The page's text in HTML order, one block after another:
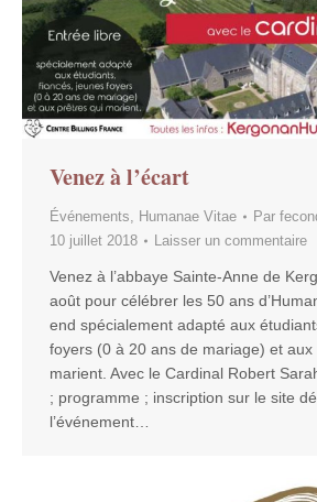
Venez à l’écart
Événements Humanae Vitae Par
10 juillet 2018
Laisser un commentaire
Venez à l’abbaye Sainte-Anne de
août pour célébrer les 50 ans
end spécialement adapté aux
foyers (0 à 20 ans de mariage) et
marient. Avec le Cardinal Robert
; programme ; inscription sur le site
l’événement…